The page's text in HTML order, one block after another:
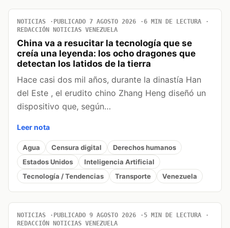
NOTICIAS PUBLICADO 7 AGOSTO 2026
6 MIN DE LECTURA
REDACCIÓN NOTICIAS VENEZUELA
China va a resucitar la tecnología que se
creía una leyenda: los ocho dragones que
detectan los latidos de la tierra
Hace casi dos mil años, durante la dinastía Han
del Este , el erudito chino Zhang Heng diseñó un
dispositivo que, según…
Leer nota
Agua Censura digital
Derechos humanos
Estados Unidos
Inteligencia Artificial
Tecnología / Tendencias
Transporte Venezuela
NOTICIAS PUBLICADO 9 AGOSTO 2026
5 MIN DE LECTURA
REDACCIÓN NOTICIAS VENEZUELA